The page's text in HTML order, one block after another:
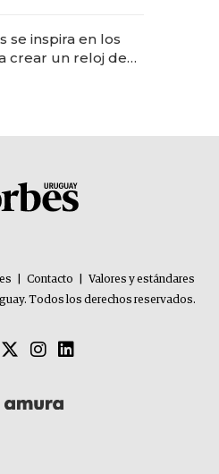
se inspira en los
crear un reloj de
Contacto
Valores y estándares
Todos los derechos reservados.